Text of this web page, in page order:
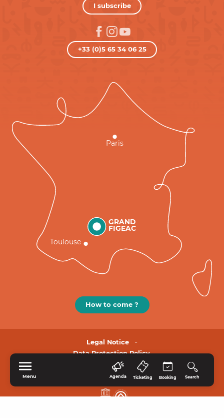
Menu Agenda Ticketing Booking Search
I subscribe
+33 (0)5 65 34 06 25
GRAND
FIGEAC
Toulouse
Paris
How to come ?
Legal Notice
Data Protection Policy.